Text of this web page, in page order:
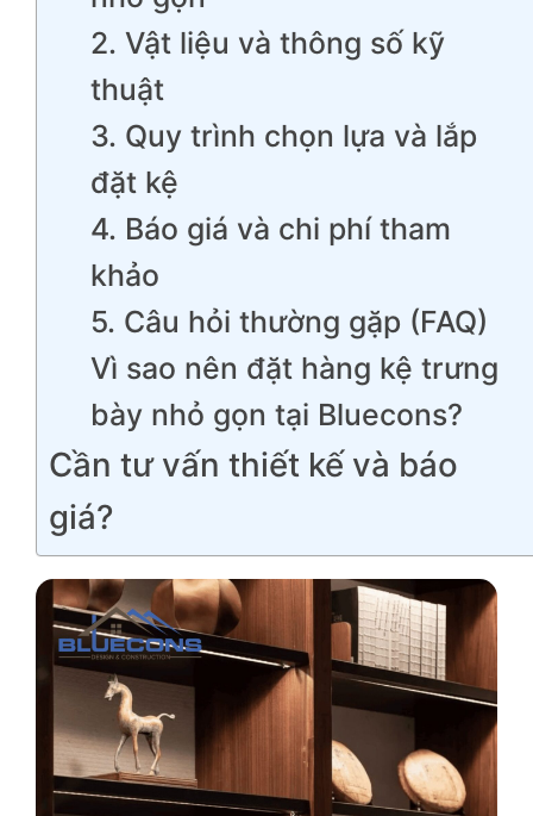
2. Vật liệu và thông số kỹ
thuật
3. Quy trình chọn lựa và lắp
đặt kệ
4. Báo giá và chi phí tham
khảo
5. Câu hỏi thường gặp (FAQ)
Vì sao nên đặt hàng kệ trưng
bày nhỏ gọn tại Bluecons?
Cần tư vấn thiết kế và báo
giá?